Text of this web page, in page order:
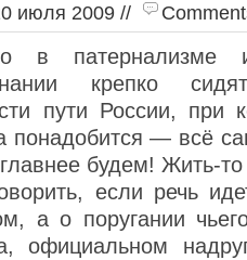
июля 2009 //
в патернализме
крепко
пути России, при
понадобится — всё
будем! Жить-
если речь
а о поругании
официальном